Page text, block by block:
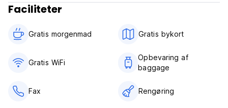
*Indtjekning: 15.00-23.00
*Udtjekning: Før kl. 11.00 (Auto-translated from original
Faciliteter
Gratis morgenmad‎ Gratis bykort
Gratis WiFi
Opbevaring af
baggage
Fax Rengøring